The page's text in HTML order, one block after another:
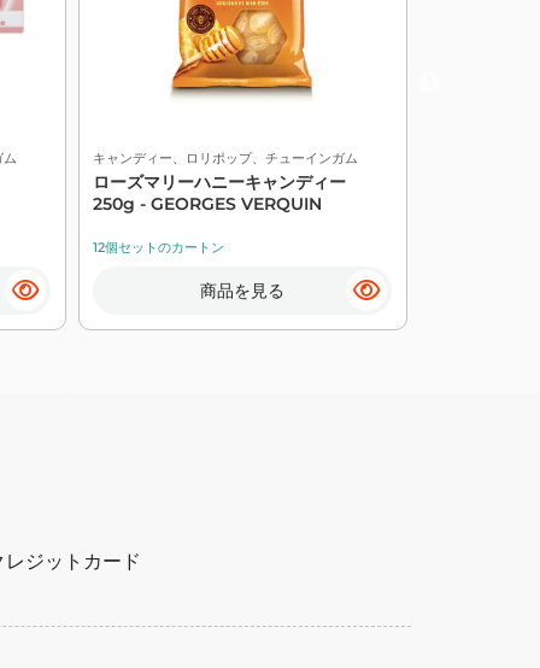
ム キャンディー、ロリポップ、チューインガム
ローズマリーハニーキャンディー
250g - GEORGES VERQUIN
12個セットのカートン
商品を見る
ジットカード